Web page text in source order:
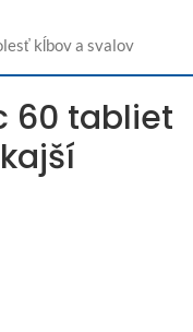
kĺbov a svalov
60 tabliet